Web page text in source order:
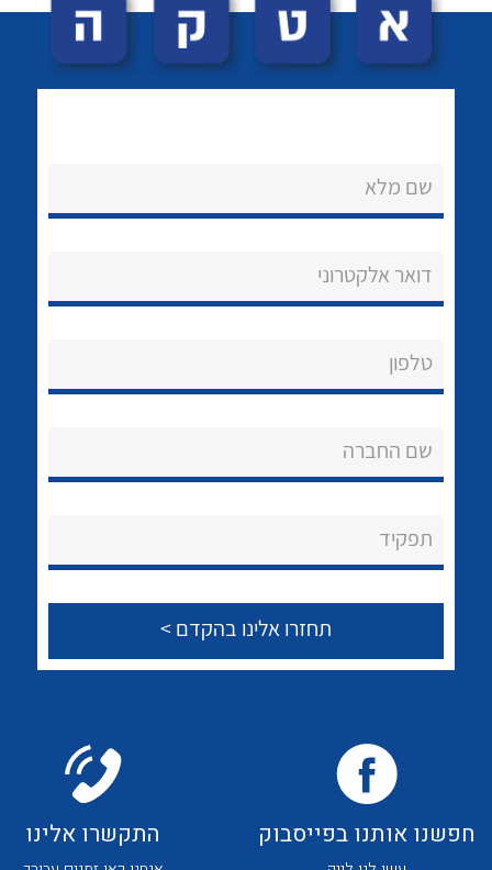
הצוות שלנו
שם מלא
דואר אלקטרוני
טלפון
שם החברה
תפקיד
חפשנו אותנו בפייסבוק התקשרו אלינו